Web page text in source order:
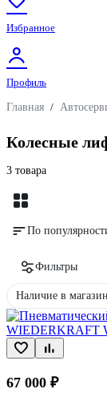
Избранное
Профиль
Главная /
Колесные
3 товара
По
Фильтры
Наличие в
67 000 ₽